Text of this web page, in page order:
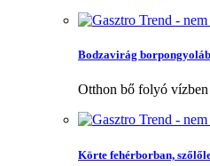
Bodzavirág
Otthon bő folyó vízben
Körte fehérborban,